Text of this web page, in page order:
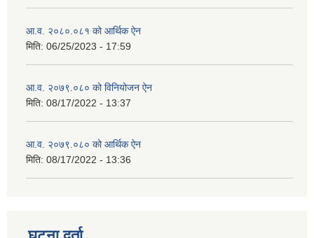
आ.व. २०८०.०८१ को आर्थिक ऐन
मिति: 06/25/2023 - 17:59
आ.व. २०७९.०८० को विनियोजन ऐन
मिति: 08/17/2022 - 13:37
आ.व. २०७९.०८० को आर्थिक ऐन
मिति: 08/17/2022 - 13:36